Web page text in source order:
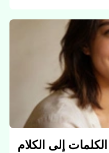
الكلمات إلى الكلام